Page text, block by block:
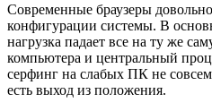
Современные браузеры
конфигурации системы. В
нагрузка падает все на ту же
компьютера и центральный
серфинг на слабых ПК не
есть выход из положения.